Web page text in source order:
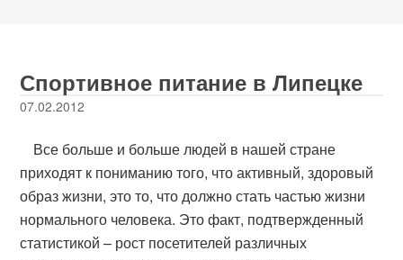
Спортивное питание в Липецке
07.02.2012
Все больше и больше людей в нашей стране
приходят к пониманию того, что активный, здоровый
образ жизни, это то, что должно стать частью жизни
нормального человека. Это факт, подтвержденный
статистикой – рост посетителей различных